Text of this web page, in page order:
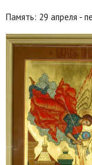
Память: 29 апреля -